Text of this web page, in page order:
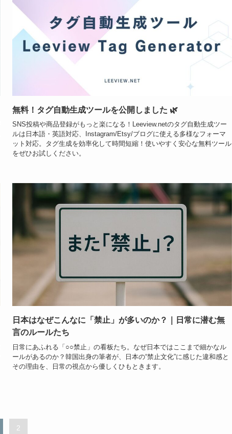
無料！タグ自動生成ツールを公開しました 🌿
SNS投稿や商品登録がもっと楽になる！Leeview.netのタグ自動生成ツー
ルは日本語・英語対応、Instagram/Etsy/ブログに使える多様なフォーマ
ット対応。タグ生成を効率化して時間短縮！使いやすく安心な無料ツール
をぜひお試しください。
日本はなぜこんなに「禁止」が多いのか？｜日常に潜む無
言のルールたち
日常にあふれる「○○禁止」の看板たち。なぜ日本ではここまで細かなル
ールがあるのか？韓国出身の筆者が、日本の“禁止文化”に感じた違和感と
その理由を、日常の視点から優しくひもときます。
2